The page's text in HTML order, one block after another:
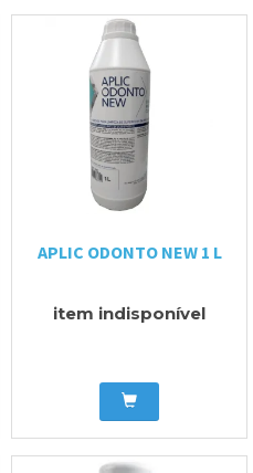
APLIC ODONTO NEW 1 L
item indisponível